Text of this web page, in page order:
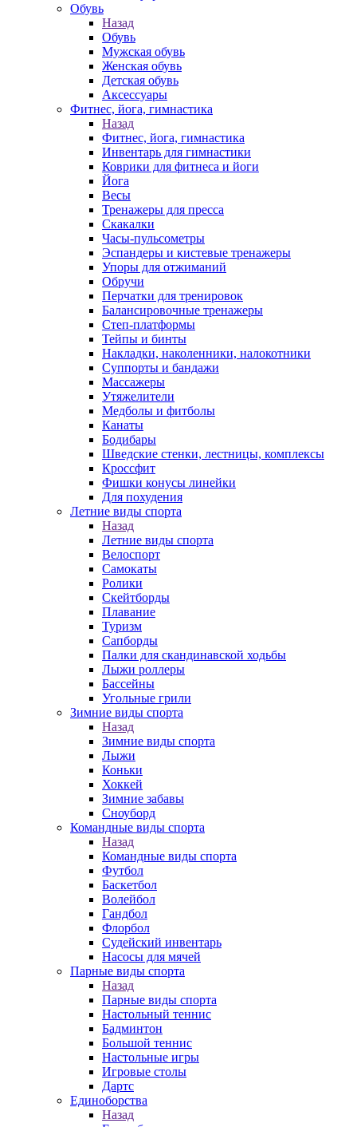
Обувь
Назад
Обувь
Мужская обувь
Женская обувь
Детская обувь
Аксессуары
Фитнес, йога, гимнастика
Назад
Фитнес, йога, гимнастика
Инвентарь для гимнастики
Коврики для фитнеса и йоги
Йога
Весы
Тренажеры для пресса
Скакалки
Часы-пульсометры
Эспандеры и кистевые тренажеры
Упоры для отжиманий
Обручи
Перчатки для тренировок
Балансировочные тренажеры
Степ-платформы
Тейпы и бинты
Накладки, наколенники, налокотники
Суппорты и бандажи
Массажеры
Утяжелители
Медболы и фитболы
Канаты
Бодибары
Шведские стенки, лестницы, комплексы
Кроссфит
Фишки конусы линейки
Для похудения
Летние виды спорта
Назад
Летние виды спорта
Велоспорт
Самокаты
Ролики
Скейтборды
Плавание
Туризм
Сапборды
Палки для скандинавской ходьбы
Лыжи роллеры
Бассейны
Угольные грили
Зимние виды спорта
Назад
Зимние виды спорта
Лыжи
Коньки
Хоккей
Зимние забавы
Сноуборд
Командные виды спорта
Назад
Командные виды спорта
Футбол
Баскетбол
Волейбол
Гандбол
Флорбол
Судейский инвентарь
Насосы для мячей
Парные виды спорта
Назад
Парные виды спорта
Настольный теннис
Бадминтон
Большой теннис
Настольные игры
Игровые столы
Дартс
Единоборства
Назад